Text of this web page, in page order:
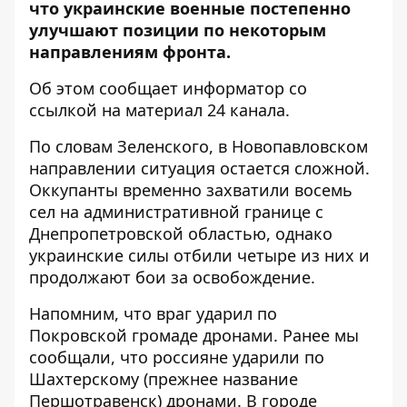
что украинские военные постепенно
улучшают позиции по некоторым
направлениям фронта.
Об этом сообщает информатор со
ссылкой на материал 24 канала.
По словам Зеленского, в Новопавловском
направлении ситуация остается сложной.
Оккупанты временно захватили восемь
сел на административной границе с
Днепропетровской областью, однако
украинские силы отбили четыре из них и
продолжают бои за освобождение.
Напомним, что враг ударил по
Покровской громаде дронами. Ранее мы
сообщали, что россияне ударили по
Шахтерскому (прежнее название
Першотравенск) дронами. В городе